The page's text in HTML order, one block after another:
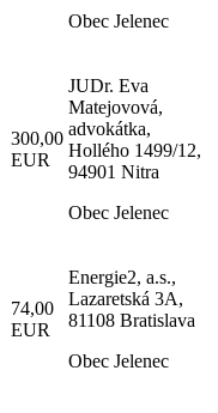
Obec Jelenec
300,00
EUR
JUDr. Eva
Matejovová,
advokátka,
Hollého 1499/12,
94901 Nitra
Obec Jelenec
74,00
EUR
Energie2, a.s.,
Lazaretská 3A,
81108 Bratislava
Obec Jelenec